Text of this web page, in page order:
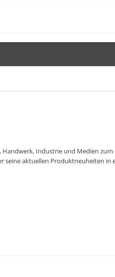
Industrie und Medien
seine aktuellen Produktneuheiten